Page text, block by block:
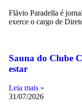
Flávio Paradella é
exerce o cargo de
Sauna do Clube
estar
Leia mais »
31/07/2026